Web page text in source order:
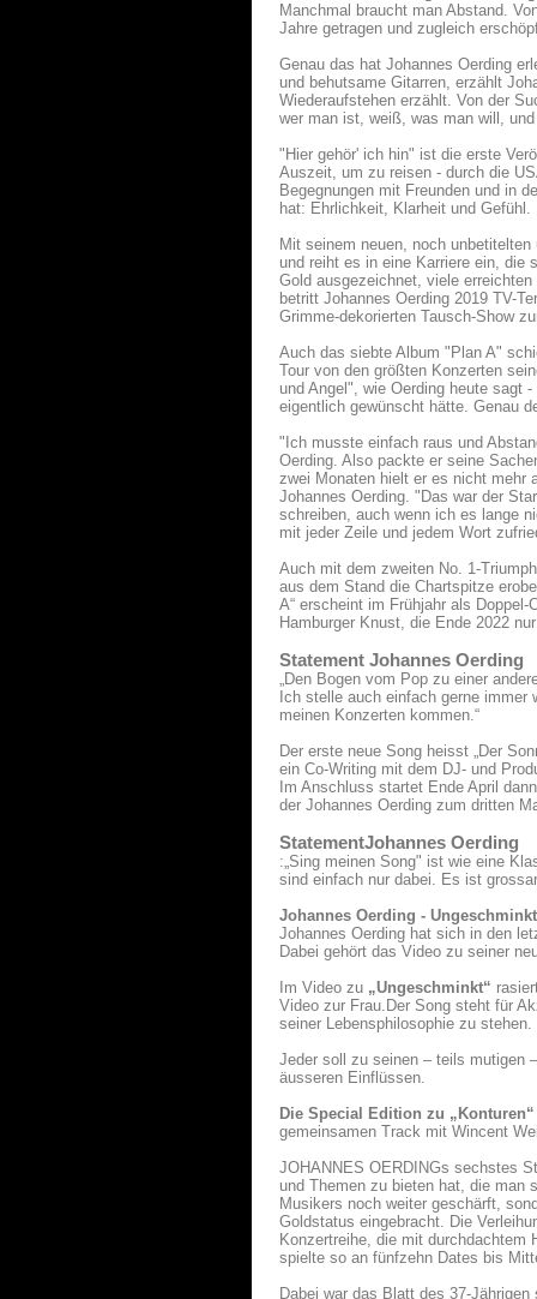
Manchmal braucht man Abstand.
Jahre getragen und zugleich
Genau das hat Johannes Oerding
und behutsame Gitarren, erzählt
Wiederaufstehen erzählt. Von der
wer man ist, weiß, was man will,
"Hier gehör' ich hin" ist die erste
Auszeit, um zu reisen - durch die
Begegnungen mit Freunden und in
hat: Ehrlichkeit, Klarheit und Gefühl.
Mit seinem neuen, noch
und reiht es in eine Karriere ein, die
Gold ausgezeichnet, viele
betritt Johannes Oerding 2019 TV-
Grimme-dekorierten Tausch-Show
Auch das siebte Album "Plan A"
Tour von den größten Konzerten
und Angel", wie Oerding heute sagt
eigentlich gewünscht hätte. Genau
"Ich musste einfach raus und
Oerding. Also packte er seine
zwei Monaten hielt er es nicht mehr
Johannes Oerding. "Das war der
schreiben, auch wenn ich es lange
mit jeder Zeile und jedem Wort
Auch mit dem zweiten No. 1-
aus dem Stand die Chartspitze
A“ erscheint im Frühjahr als
Hamburger Knust, die Ende 2022
Statement Johannes Oerding
„Den Bogen vom Pop zu einer
Ich stelle auch einfach gerne
meinen Konzerten kommen.“
Der erste neue Song heisst „Der
ein Co-Writing mit dem DJ- und
Im Anschluss startet Ende April
der Johannes Oerding zum dritten
StatementJohannes Oerding
:„Sing meinen Song" ist wie eine
sind einfach nur dabei. Es ist
Johannes Oerding - Ungeschminkt
Johannes Oerding hat sich in den
Dabei gehört das Video zu seiner
Im Video zu „Ungeschminkt“
Video zur Frau.Der Song steht für
seiner Lebensphilosophie zu stehen.
Jeder soll zu seinen – teils mutigen
äusseren Einflüssen.
Die Special Edition zu
gemeinsamen Track mit Wincent
JOHANNES OERDINGs sechstes
und Themen zu bieten hat, die man
Musikers noch weiter geschärft,
Goldstatus eingebracht. Die
Konzertreihe, die mit durchdachtem
spielte so an fünfzehn Dates bis
Dabei war das Blatt des 37-